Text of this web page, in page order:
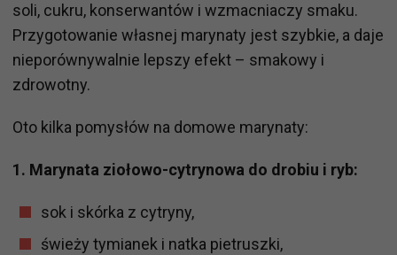
soli, cukru, konserwantów i wzmacniaczy smaku.
Przygotowanie własnej marynaty jest szybkie, a daje
nieporównywalnie lepszy efekt – smakowy i
zdrowotny.
Oto kilka pomysłów na domowe marynaty:
1. Marynata ziołowo-cytrynowa do drobiu i ryb:
sok i skórka z cytryny,
świeży tymianek i natka pietruszki,